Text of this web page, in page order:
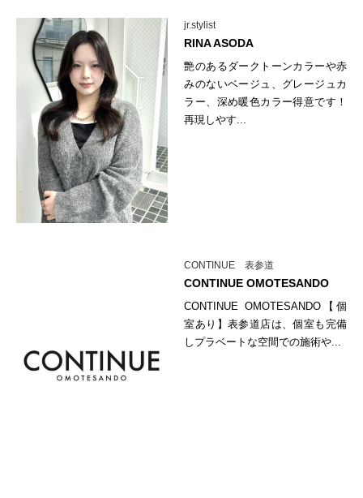
jr.stylist
RINA ASODA
艶のあるダークトーンカラーや赤
みのないベージュ、グレージュカ
ラー、深め暖色カラー得意です！
再現しやす...
CONTINUE 表参道
CONTINUE OMOTESANDO
CONTINUE OMOTESANDO【個
室あり】表参道店は、個室も完備
しプラベートな空間での施術や...